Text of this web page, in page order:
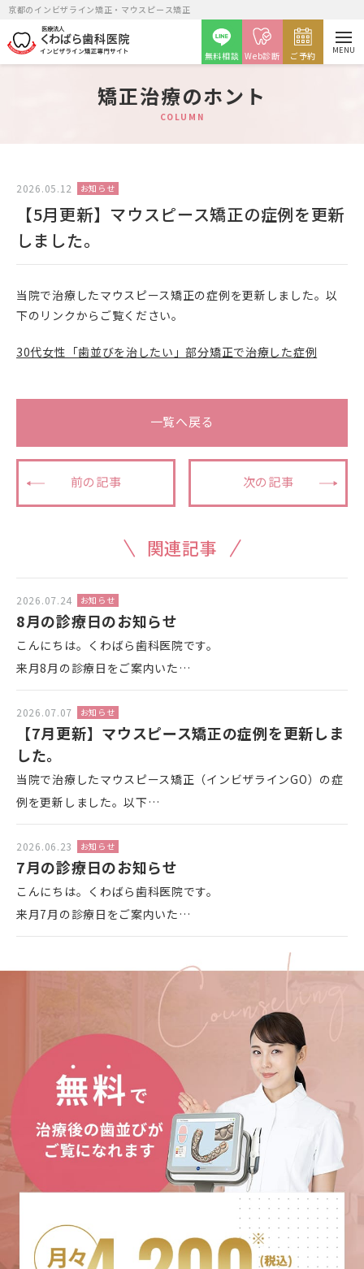
京都のインビザライン矯正・マウスピース矯正
無料相談 Web診断 ご予約
矯正カウンセリング予約
MENU
矯正治療のホント
COLUMN
2026.05.12 お知らせ
【5月更新】マウスピース矯正の症例を更新
しました。
当院で治療したマウスピース矯正の症例を更新しました。以
下のリンクからご覧ください。
30代女性「歯並びを治したい」部分矯正で治療した症例
前の記事
一覧へ戻る
次の記事
関連記事
2026.07.24 お知らせ
8月の診療日のお知らせ
こんにちは。くわばら歯科医院です。
来月8月の診療日をご案内いた…
2026.07.07 お知らせ
【7月更新】マウスピース矯正の症例を更新しま
した。
当院で治療したマウスピース矯正（インビザラインGO）の症
例を更新しました。以下…
2026.06.23 お知らせ
7月の診療日のお知らせ
こんにちは。くわばら歯科医院です。
来月7月の診療日をご案内いた…